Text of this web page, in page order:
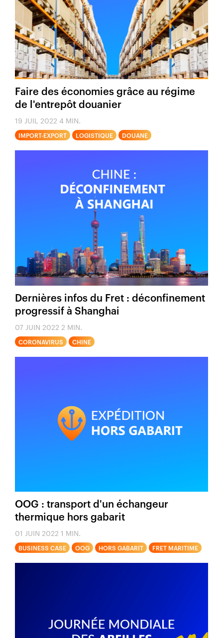
Faire des économies grâce au régime
de l'entrepôt douanier
19 JUIL 2022 4 MIN.
IMPORT-EXPORT LOGISTIQUE DOUANE
Dernières infos du Fret : déconfinement
progressif à Shanghai
07 JUIN 2022 2 MIN.
CORONAVIRUS CHINE
OOG : transport d'un échangeur
thermique hors gabarit
01 JUIN 2022 1 MIN.
BUSINESS CASE OOG HORS GABARIT FRET MARITIME